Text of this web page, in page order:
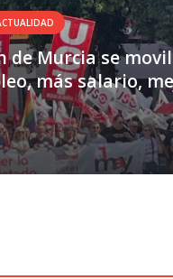
de Murcia se
más salario,